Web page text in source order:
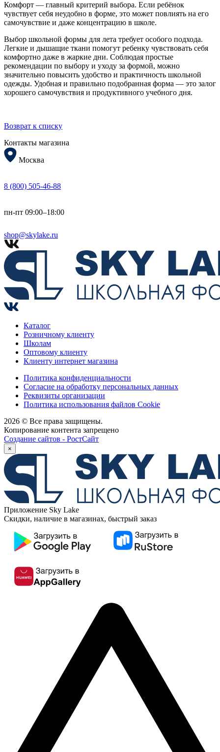
Комфорт — главный критерий выбора. Если ребёнок
чувствует себя неудобно в форме, это может повлиять на его
самочувствие и даже концентрацию в школе.
Выбор школьной формы для лета требует особого подхода.
Легкие и дышащие ткани помогут ребенку чувствовать себя
комфортно даже в жаркие дни. Соблюдая простые
рекомендации по выбору и уходу за формой, можно
значительно повысить удобство и практичность школьной
одежды. Удобная и правильно подобранная форма — это залог
хорошего самочувствия и продуктивного учебного дня.
Возврат к списку
Контакты магазина
Москва
8 (800) 505-46-88
пн-пт 09:00–18:00
shop@skylake.ru
Каталог
Розничному клиенту
Школам
Оптовому клиенту
Клиенту интернет магазина
Политика конфиденциальности
Согласие на обработку персональных данных
Реквизиты организации
Политика использования файлов Cookie
2026 © Все права защищены.
Копирование контента запрещено
Создание сайтов - РостСайт
×
Приложение Sky Lake
Скидки, наличие в магазинах, быстрый заказ